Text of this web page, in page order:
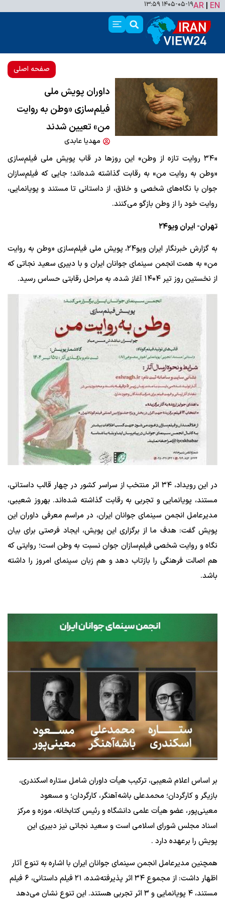
AR | EN ۱۴۰۵-۰۵-۱۹ ۱۳:۵۹
صفحه اصلی
داوران پویش ملی
فیلم‌سازی «وطن به روایت
من» تعیین شدند
مهدیا عابدی
«۳۴ روایت تازه از وطن» این روزها در قاب پویش ملی فیلم‌سازی
«وطن به روایت من» به رقابت گذاشته شده‌اند؛ جایی که فیلم‌سازان
جوان با نگاه‌های شخصی و خلاق، از داستانی تا مستند و پویانمایی،
روایت خود را از وطن بازگو می‌کنند.
تهران- ایران ویو۲۴
به گزارش خبرنگار ایران ویو۲۴، پویش ملی فیلم‌سازی «وطن به روایت
من» به همت انجمن سینمای جوانان ایران و با دبیری سعید نجاتی که
از نخستین روز تیر ۱۴۰۴ آغاز شده، به مراحل رقابتی حساس رسید.
در این رویداد، ۳۴ اثر منتخب از سراسر کشور در چهار قالب داستانی،
مستند، پویانمایی و تجربی به رقابت گذاشته شده‌اند. بهروز شعیبی،
مدیرعامل انجمن سینمای جوانان ایران، در مراسم معرفی داوران این
پویش گفت: هدف ما از برگزاری این پویش، ایجاد فرصتی برای بیان
نگاه و روایت شخصی فیلم‌سازان جوان نسبت به وطن است؛ روایتی که
هم اصالت فرهنگی را بازتاب دهد و هم زبان سینمای امروز را داشته
باشد.
بر اساس اعلام شعیبی، ترکیب هیأت داوران شامل ستاره اسکندری،
بازیگر و کارگردان؛ محمدعلی باشه‌آهنگر، کارگردان؛ و مسعود
معینی‌پور، عضو هیأت علمی دانشگاه و رئیس کتابخانه، موزه و مرکز
اسناد مجلس شورای اسلامی است و سعید نجاتی نیز دبیری این
پویش را برعهده دارد .
همچنین مدیرعامل انجمن سینمای جوانان ایران با اشاره به تنوع آثار
اظهار داشت:
از مجموع ۳۴ اثر پذیرفته‌شده، ۲۱ فیلم داستانی، ۶ فیلم
مستند، ۴ پویانمایی و ۳ اثر تجربی هستند. این تنوع نشان می‌دهد